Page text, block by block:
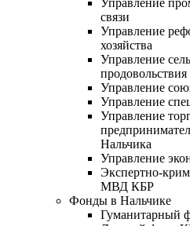
связи
Управление
хозяйства
Управление
продовольствия
Управление
Управление
Управление
Нальчика
Управление
Экспертно-
МВД КБР
Фонды в Нальчике
Гуманитарный